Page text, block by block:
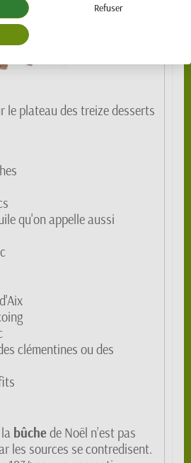
Ordre des
le plateau des treize desserts
qu'on appelle aussi
clémentines ou des
bûchede Noël n’est pas
les sources se contredisent.
Refuser